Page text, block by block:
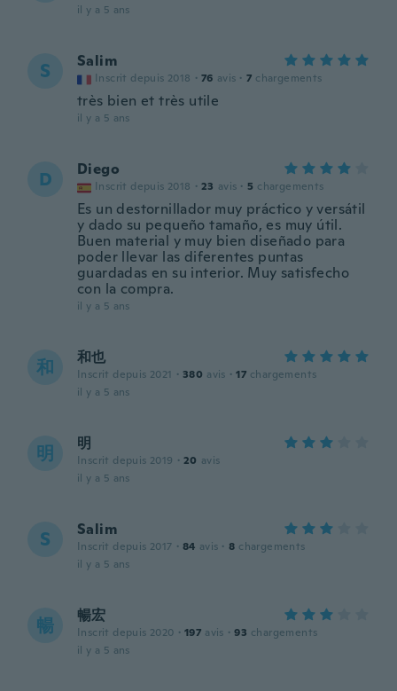
il y a 5 ans
S Salim
Inscrit depuis 2018 · 76 avis · 7 chargements
très bien et très utile
il y a 5 ans
D Diego
Inscrit depuis 2018 · 23 avis · 5 chargements
Es un destornillador muy práctico y versátil
y dado su pequeño tamaño, es muy útil.
Buen material y muy bien diseñado para
poder llevar las diferentes puntas
guardadas en su interior. Muy satisfecho
con la compra.
il y a 5 ans
和 和也
Inscrit depuis 2021 · 380 avis · 17 chargements
il y a 5 ans
明 明
Inscrit depuis 2019 · 20 avis
il y a 5 ans
S Salim
Inscrit depuis 2017 · 84 avis · 8 chargements
il y a 5 ans
暢 暢宏
Inscrit depuis 2020 · 197 avis · 93 chargements
il y a 5 ans